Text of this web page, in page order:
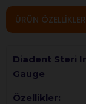
ÜRÜN
Diadent Steri
Gauge
Özellikler: